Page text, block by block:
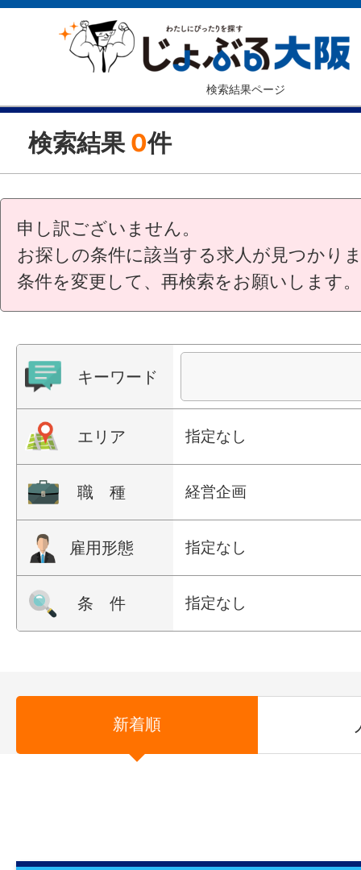
検索結果ページ
検索結果 0件
申し訳ございません。
お探しの条件に該当する求人が見つかり
条件を変更して、再検索をお願いします。
キーワード
エリア 指定なし
職 種 経営企画
雇用形態 指定なし
条 件 指定なし
新着順